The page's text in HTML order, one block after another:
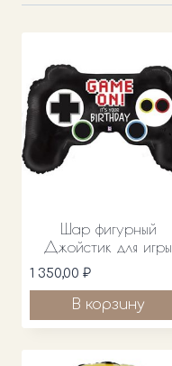
Шар фигурный
Джойстик для игры
1 350,00 ₽
В корзину